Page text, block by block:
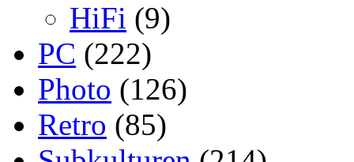
HiFi (9)
PC (222)
Photo (126)
Retro (85)